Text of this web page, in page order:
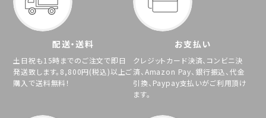
配送・送料
土日祝も15時までのご注文で即日
発送致します。8,800円(税込)以上ご
購入で送料無料！
お支払い
クレジットカード決済、コンビニ決
済、Amazon Pay、銀行振込、代金
引換、Paypay支払いがご利用頂け
ます。